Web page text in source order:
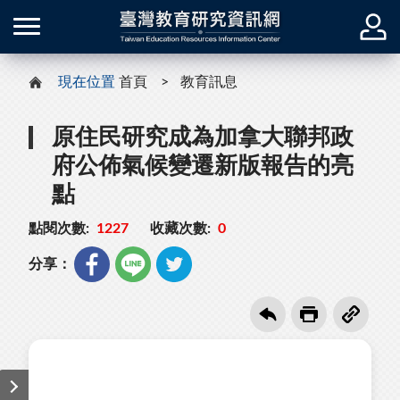
現在位置 首頁 教育訊息
原住民研究成為加拿大聯邦政
府公佈氣候變遷新版報告的亮
點
點閱次數: 1227 收藏次數: 0
分享：